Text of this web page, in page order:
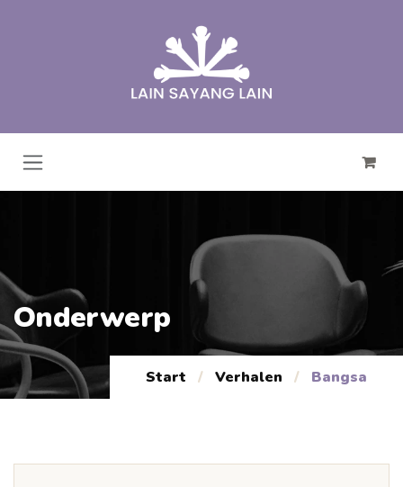
Onderwerp
Start / Verhalen / Bangsa